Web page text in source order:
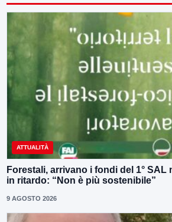
ATTUALITÀ
Forestali, arrivano i fondi del 1° SAL
in ritardo: “Non è più sostenibile”
9 AGOSTO 2026